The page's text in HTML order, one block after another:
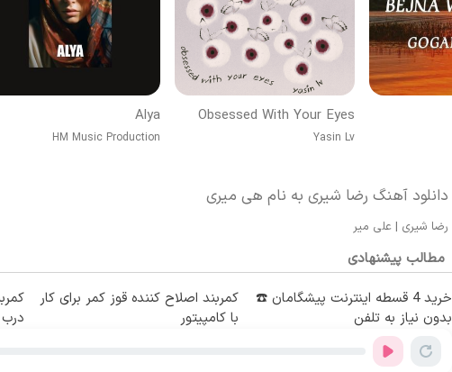
Obsessed With Your Eyes
Yasin Lv
Alya
HM Music Production
دانلود آهنگ رضا شیری به نام هی میری
رضا شیری | علی میر
مطالب پیشنهادی
خرید 4 قسطه اینترنت پیشگامان ☎️
بدون نیاز به تلفن
کمربند اصلاح کننده قوز کمر برای کار
با کامپیتور